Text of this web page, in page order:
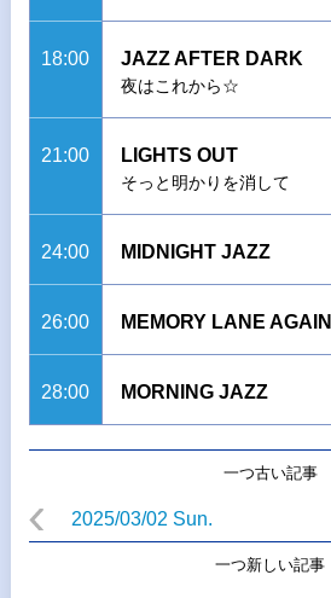
18:00 JAZZ AFTER DARK
夜はこれから☆
21:00 LIGHTS OUT
そっと明かりを消して
24:00 MIDNIGHT JAZZ
26:00 MEMORY LANE AGAIN
28:00 MORNING JAZZ
一つ古い記事
2025/03/02 Sun.
一つ新しい記事